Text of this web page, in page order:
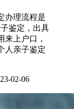
理流程是
鉴定，出具
来上户口，
人亲子鉴定
02-06